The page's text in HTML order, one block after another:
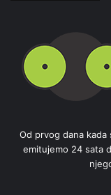
Od prvog dana kada
emitujemo 24 sata